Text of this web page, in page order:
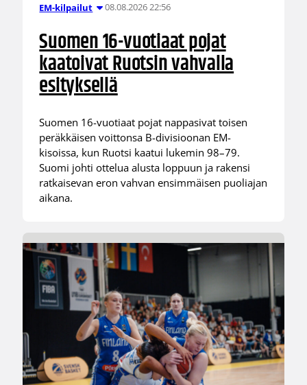
EM-kilpailut 08.08.2026 22:56
Suomen 16-vuotiaat pojat
kaatoivat Ruotsin vahvalla
esityksellä
Suomen 16-vuotiaat pojat nappasivat toisen
peräkkäisen voittonsa B-divisioonan EM-
kisoissa, kun Ruotsi kaatui lukemin 98–79.
Suomi johti ottelua alusta loppuun ja rakensi
ratkaisevan eron vahvan ensimmäisen puoliajan
aikana.